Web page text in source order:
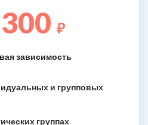
₽
зависимость
и групповых
группах